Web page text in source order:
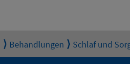
Behandlungen Schlaf und